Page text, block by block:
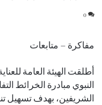
0
مفاكرة – متابعات
أطلقت الهيئة العامة
النبوي مبادرة الخرائط
الشريفين، بهدف تسهيل